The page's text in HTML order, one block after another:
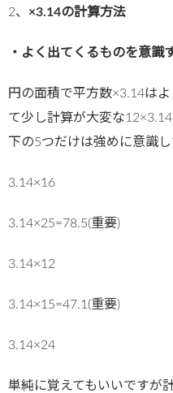
2、 ×3.14の計算方法
・よく出てくるものを意識
円の面積で平方数×3.14は
て少し計算が大変な
下の5つだけは強めに意識
3.14×16
3.14×25=78.5(重要)
3.14×12
3.14×15=47.1(重要)
3.14×24
単純に覚えてもいいですが